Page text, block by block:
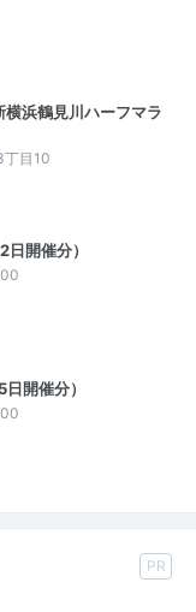
浜鶴見川ハーフマラ
丁目10
開催分）
開催分）
PR